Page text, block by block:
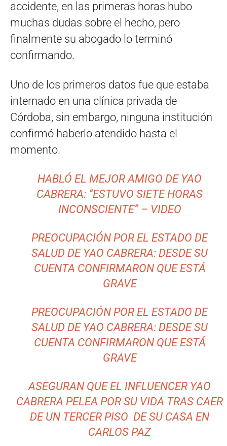
accidente, en las primeras horas hubo
muchas dudas sobre el hecho, pero
finalmente su abogado lo terminó
confirmando.
Uno de los primeros datos fue que estaba
internado en una clínica privada de
Córdoba, sin embargo, ninguna institución
confirmó haberlo atendido hasta el
momento.
HABLÓ EL MEJOR AMIGO DE YAO
CABRERA: “ESTUVO SIETE HORAS
INCONSCIENTE” – VIDEO
PREOCUPACIÓN POR EL ESTADO DE
SALUD DE YAO CABRERA: DESDE SU
CUENTA CONFIRMARON QUE ESTÁ
GRAVE
PREOCUPACIÓN POR EL ESTADO DE
SALUD DE YAO CABRERA: DESDE SU
CUENTA CONFIRMARON QUE ESTÁ
GRAVE
ASEGURAN QUE EL INFLUENCER YAO
CABRERA PELEA POR SU VIDA TRAS CAER
DE UN TERCER PISO DE SU CASA EN
CARLOS PAZ